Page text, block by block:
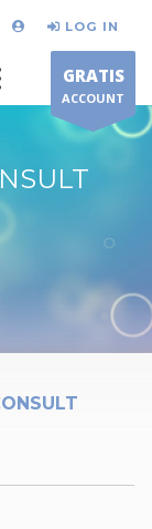
LOG IN
GRATIS
ACCOUNT